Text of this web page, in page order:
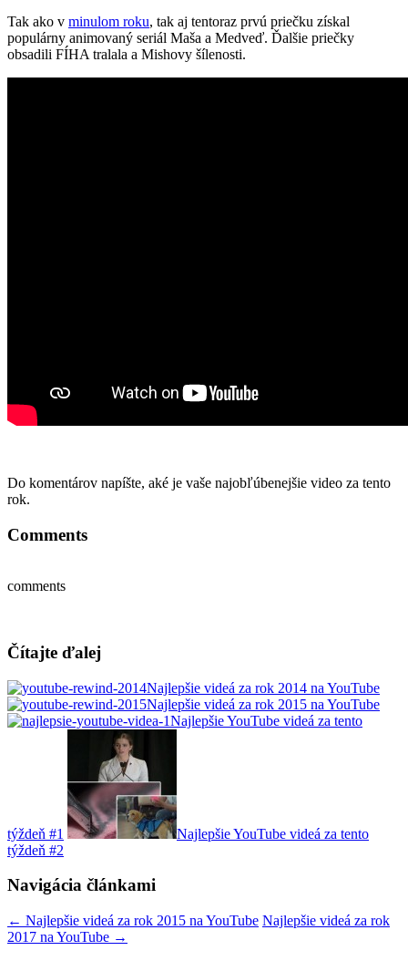
Tak ako v minulom roku, tak aj tentoraz prvú priečku získal
populárny animovaný seriál Maša a Medveď. Ďalšie priečky
obsadili FÍHA tralala a Mishovy šílenosti.
Do komentárov napíšte, aké je vaše najobľúbenejšie video za tento
rok.
Comments
comments
Čítajte ďalej
Najlepšie videá za rok 2014 na YouTube
Najlepšie videá za rok 2015 na YouTube
Najlepšie YouTube videá za tento
týždeň #1
Najlepšie YouTube videá za tento
týždeň #2
Navigácia článkami
← Najlepšie videá za rok 2015 na YouTube Najlepšie videá za rok
2017 na YouTube →